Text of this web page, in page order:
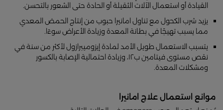
القيادة أو استعمال الآلات الثقيلة أو الحادة حتى الشعور بالتحسن.
يزيد شرب الكحول مع تناول امانيرا حبوب من إنتاج الحمض المعدي
مما يسبب تهيجًا في بطانة المعدة وزيادة الأعراض سوءًا.
يتسبب الاستعمال طويل الأمد لمادة إيزوميبرازول لأكثر من سنة في
نقص مستوى فيتامين ب١٢، وزيادة احتمالية الإصابة بالكسور
ومشكلات المعدة.
موانع استعمال علاج امانيرا